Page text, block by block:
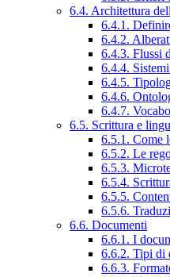
6.4. Architettura
6.4.1.
6.4.2.
6.4.3. Flussi
6.4.4.
6.4.5.
6.4.6.
6.4.7.
6.5. Scrittura e
6.5.1. Come
6.5.2. Le
6.5.3.
6.5.4.
6.5.5.
6.5.6.
6.6. Documenti
6.6.1. I
6.6.2. Tipi di
6.6.3.